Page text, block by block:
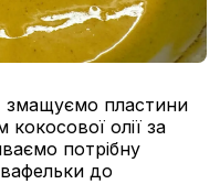
змащуємо пластини
олії за
потрібну
вафельки до